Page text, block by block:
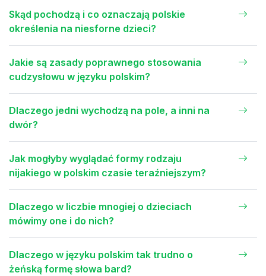
Skąd pochodzą i co oznaczają polskie
określenia na niesforne dzieci?
Jakie są zasady poprawnego stosowania
cudzysłowu w języku polskim?
Dlaczego jedni wychodzą na pole, a inni na
dwór?
Jak mogłyby wyglądać formy rodzaju
nijakiego w polskim czasie teraźniejszym?
Dlaczego w liczbie mnogiej o dzieciach
mówimy one i do nich?
Dlaczego w języku polskim tak trudno o
żeńską formę słowa bard?